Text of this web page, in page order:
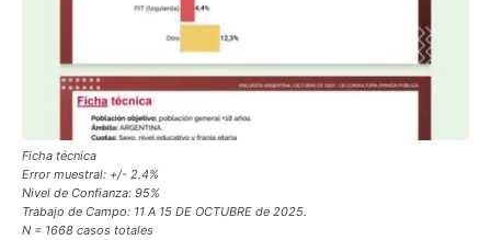
Ficha técnica
Error muestral: +/- 2.4%
Nivel de Confianza: 95%
Trabajo de Campo: 11 A 15 DE OCTUBRE de 2025.
N = 1668 casos totales